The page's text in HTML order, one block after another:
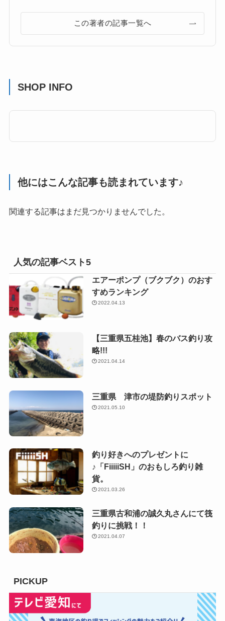
この著者の記事一覧へ
SHOP INFO
他にはこんな記事も読まれています♪
関連する記事はまだ見つかりませんでした。
人気の記事ベスト5
エアーポンプ（ブクブク）のおす
すめランキング
2022.04.13
【三重県五桂池】春のバス釣り攻
略!!!
2021.04.14
三重県 津市の堤防釣りスポット
2021.05.10
釣り好きへのプレゼントに
♪「FiiiiiSH」のおもしろ釣り雑
貨。
2021.03.26
三重県古和浦の誠久丸さんにて筏
釣りに挑戦！！
2021.04.07
PICKUP